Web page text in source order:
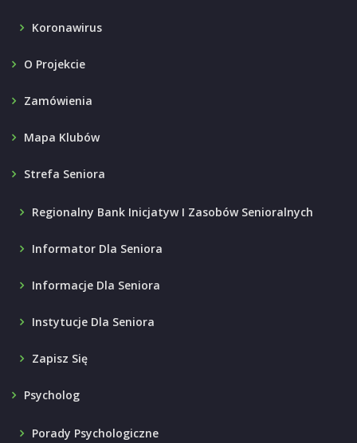
Koronawirus
O Projekcie
Zamówienia
Mapa Klubów
Strefa Seniora
Regionalny Bank Inicjatyw I Zasobów Senioralnych
Informator Dla Seniora
Informacje Dla Seniora
Instytucje Dla Seniora
Zapisz Się
Psycholog
Porady Psychologiczne